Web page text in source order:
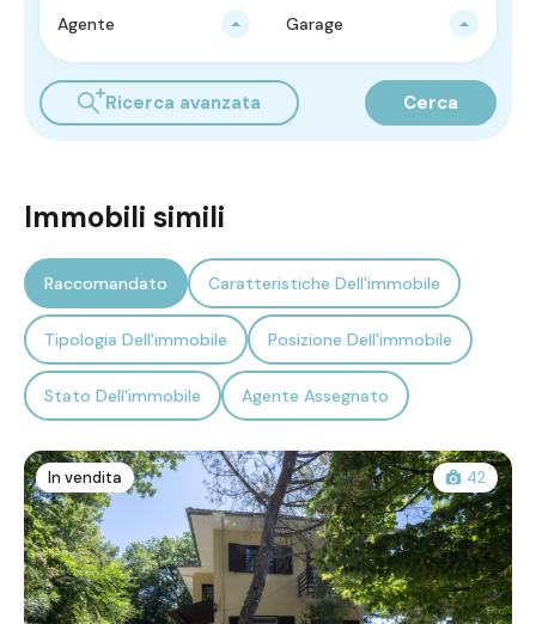
Agente Garage
Ricerca avanzata Cerca
Immobili simili
Raccomandato Caratteristiche Dell'immobile
Tipologia Dell'immobile Posizione Dell'immobile
Stato Dell'immobile Agente Assegnato
In vendita 42